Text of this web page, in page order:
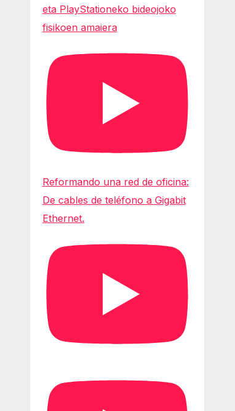
eta PlayStationeko bideojoko
fisikoen amaiera
Reformando una red de oficina:
De cables de teléfono a Gigabit
Ethernet.